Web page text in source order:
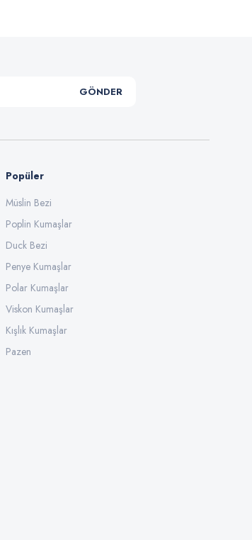
GÖNDER
Popüler
Müslin Bezi
Poplin Kumaşlar
Duck Bezi
Penye Kumaşlar
Polar Kumaşlar
Viskon Kumaşlar
Kışlık Kumaşlar
Pazen